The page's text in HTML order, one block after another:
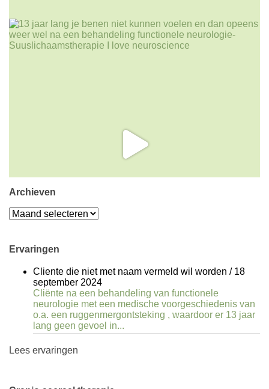
Archieven
Archieven
Ervaringen
Cliente die niet met naam vermeld wil worden / 18
september 2024
Cliënte na een behandeling van functionele
neurologie met een medische voorgeschiedenis van
o.a. een ruggenmergontsteking , waardoor er 13 jaar
lang geen gevoel in...
Lees ervaringen